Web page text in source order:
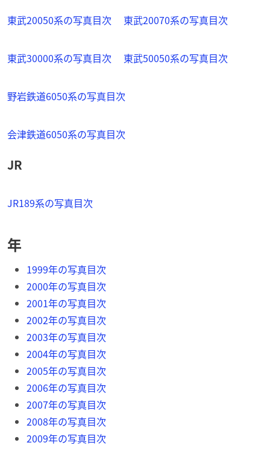
東武20050系の写真目次 東武20070系の写真目次
東武30000系の写真目次 東武50050系の写真目次
野岩鉄道6050系の写真目次
会津鉄道6050系の写真目次
JR
JR189系の写真目次
年
1999年の写真目次
2000年の写真目次
2001年の写真目次
2002年の写真目次
2003年の写真目次
2004年の写真目次
2005年の写真目次
2006年の写真目次
2007年の写真目次
2008年の写真目次
2009年の写真目次